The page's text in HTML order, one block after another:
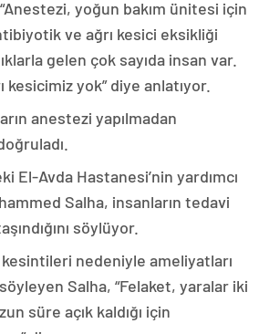
yoğun bakım ünitesi için
ve ağrı kesici eksikliği
gelen çok sayıda insan var.
kesicimiz yok” diye anlatıyor.
anestezi yapılmadan
El-Avda Hastanesi’nin yardımcı
Salha, insanların tedavi
söylüyor.
nedeniyle ameliyatları
Salha, “Felaket, yaralar iki
süre açık kaldığı için